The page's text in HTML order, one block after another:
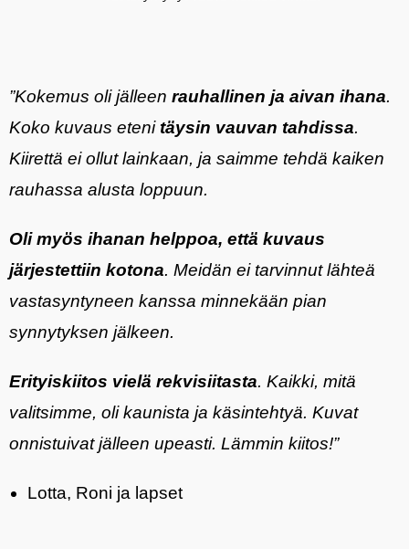
”Kokemus oli jälleen rauhallinen ja aivan ihana.
Koko kuvaus etenitäysin vauvan tahdissa.
Kiirettä ei ollut lainkaan, ja saimme tehdä kaiken
rauhassa alusta loppuun.
Oli myös ihanan helppoa, että kuvaus
järjestettiin kotona. Meidän ei tarvinnut lähteä
vastasyntyneen kanssa minnekään pian
synnytyksen jälkeen.
Erityiskiitos vielä rekvisiitasta. Kaikki, mitä
valitsimme, oli kaunista ja käsintehtyä. Kuvat
onnistuivat jälleen upeasti. Lämmin kiitos!”
Lotta, Roni ja lapset